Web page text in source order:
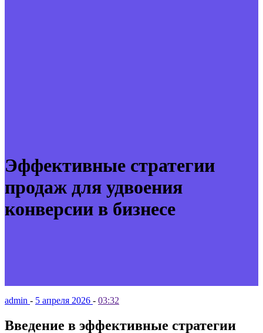
Эффективные стратегии
продаж для удвоения
конверсии в бизнесе
admin - 5 апреля 2026 - 03:32
Введение в эффективные стратегии